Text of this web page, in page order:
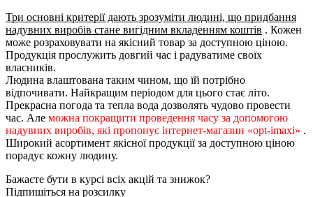
Три основні критерії дають зрозуміти людині, що придбання
надувних виробів стане вигідним вкладенням коштів . Кожен
може розраховувати на якісний товар за доступною ціною.
Продукція прослужить довгий час і радуватиме своїх
власників.
Людина влаштована таким чином, що їй потрібно
відпочивати. Найкращим періодом для цього стає літо.
Прекрасна погода та тепла вода дозволять чудово провести
час. Але можна покращити проведення часу за допомогою
надувних виробів, які пропонує інтернет-магазин «opt-imaxi» .
Широкий асортимент якісної продукції за доступною ціною
порадує кожну людину.
Бажаєте бути в курсі всіх акцій та знижок?
Підпишіться на розсилку